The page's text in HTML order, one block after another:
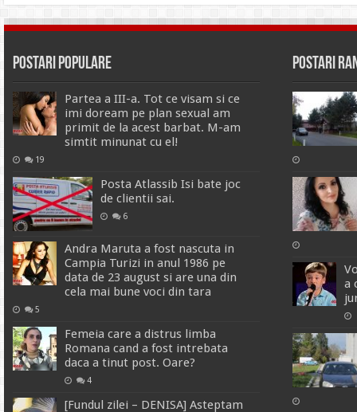
Postari Populare
Partea a III-a. Tot ce visam si ce
imi doream pe plan sexual am
primit de la acest barbat. M-am
simtit minunat cu el!
19
Posta Atlassib Isi bate joc
de clientii sai.
6
Andra Maruta a fost nascuta in
Campia Turizi in anul 1986 pe
data de 23 august si are una din
cela mai bune voci din tara
5
Femeia care a distrus limba
Romana cand a fost intrebata
daca a tinut post. Oare?
4
[Fundul zilei – DENISA] Asteptam
Postari
a